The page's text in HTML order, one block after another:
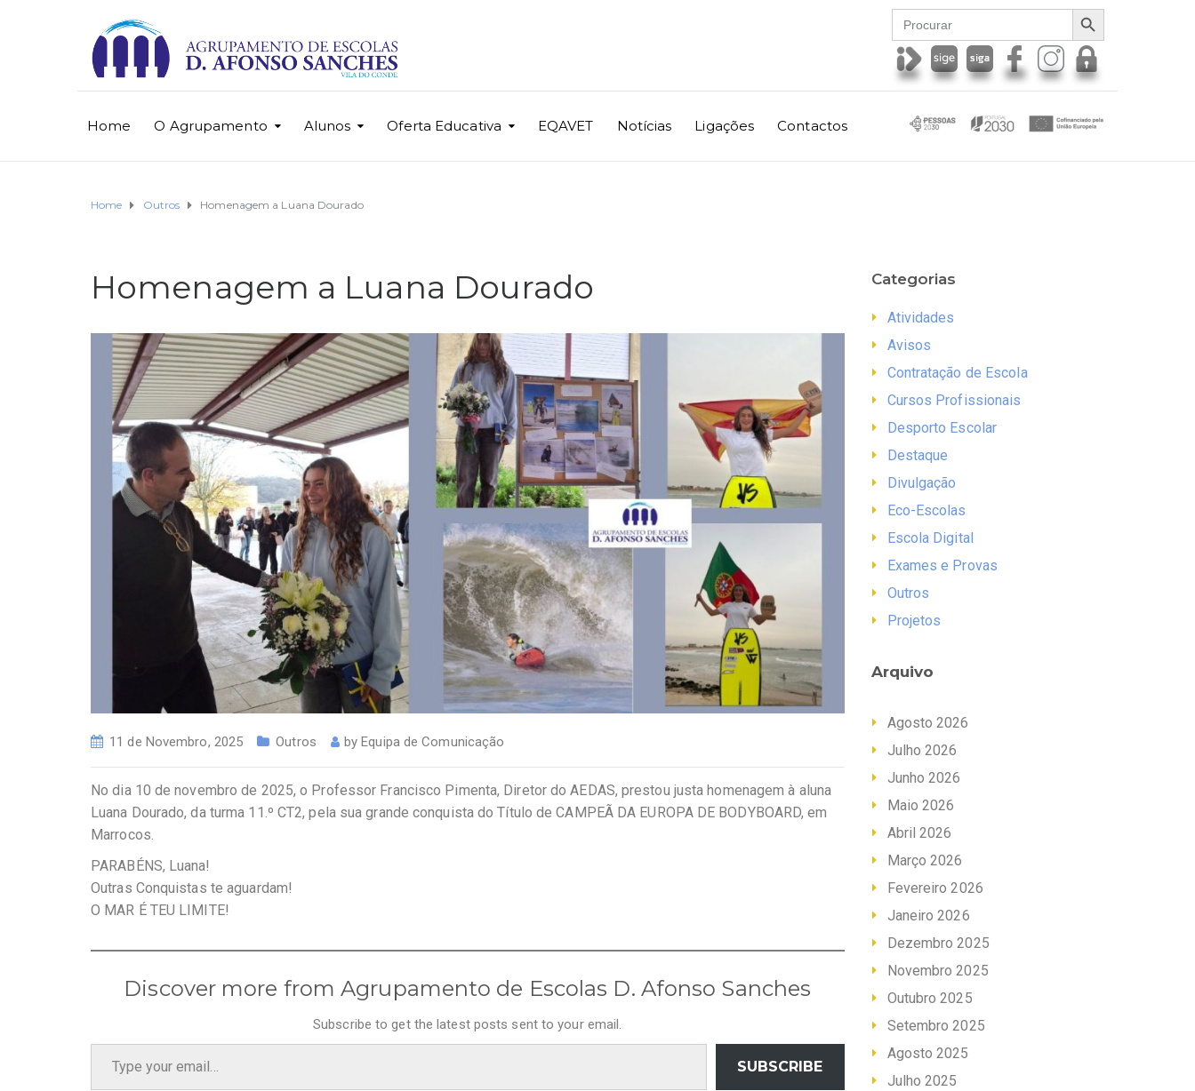
Search
for:
SEARCH BUTTON
Home O Agrupamento Alunos Oferta Educativa EQAVET Notícias Ligações Contactos
Home Outros Homenagem a Luana Dourado
Homenagem a Luana Dourado
11 de Novembro, 2025 Outros byEquipa de Comunicação
No dia 10 de novembro de 2025, o Professor Francisco Pimenta, Diretor do AEDAS, prestou justa homenagem à aluna
Luana Dourado, da turma 11.º CT2, pela sua grande conquista do Título de CAMPEÃ DA EUROPA DE BODYBOARD, em
Marrocos.
PARABÉNS, Luana!
Outras Conquistas te aguardam!
O MAR É TEU LIMITE!
Discover more from Agrupamento de Escolas D. Afonso Sanches
Subscribe to get the latest posts sent to your email.
Type your email…
SUBSCRIBE
Categorias
Atividades
Avisos
Contratação de Escola
Cursos Profissionais
Desporto Escolar
Destaque
Divulgação
Eco-Escolas
Escola Digital
Exames e Provas
Outros
Projetos
Arquivo
Agosto 2026
Julho 2026
Junho 2026
Maio 2026
Abril 2026
Março 2026
Fevereiro 2026
Janeiro 2026
Dezembro 2025
Novembro 2025
Outubro 2025
Setembro 2025
Agosto 2025
Julho 2025